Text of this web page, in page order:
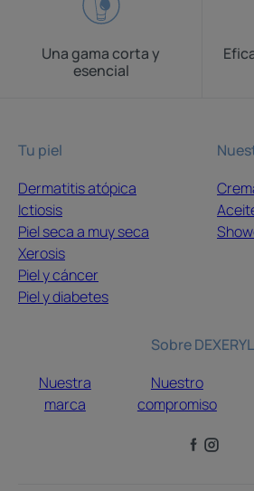
Una gama corta y
esencial
Tu piel
Dermatitis atópica
Ictiosis
Piel seca a muy seca
Xerosis
Piel y cáncer
Piel y diabetes
Sobre DEXERYL
Nuestra
marca
Nuestro
compromiso